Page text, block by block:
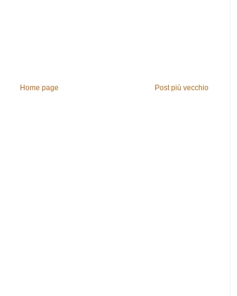
Post più vecchio
Home page